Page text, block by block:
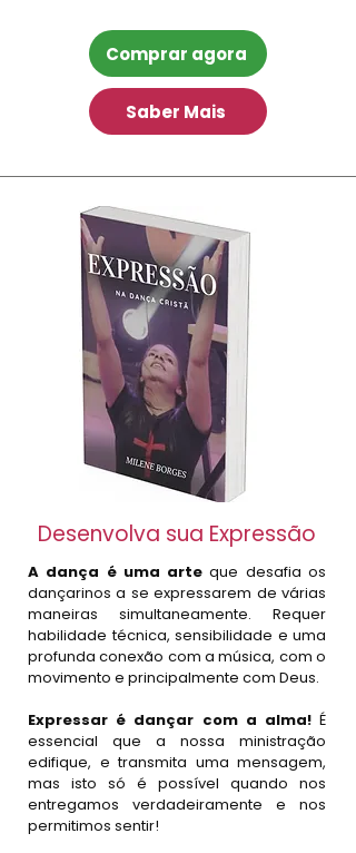
Comprar agora
Saber Mais
Desenvolva sua Expressão
A dança é uma arte que desafia os
dançarinos a se expressarem de várias
maneiras simultaneamente. Requer
habilidade técnica, sensibilidade e uma
profunda conexão com a música, com o
movimento e principalmente com Deus.
​Expressar é dançar com a alma!É
essencial que a nossa ministração
edifique, e transmita uma mensagem,
mas isto só é possível quando nos
entregamos verdadeiramente e nos
permitimos sentir!